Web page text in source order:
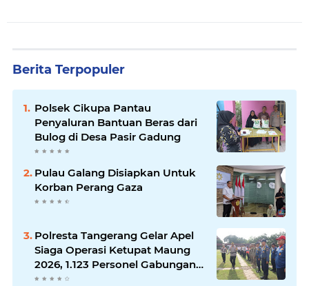
Berita Terpopuler
Polsek Cikupa Pantau
Penyaluran Bantuan Beras dari
Bulog di Desa Pasir Gadung
Pulau Galang Disiapkan Untuk
Korban Perang Gaza
Polresta Tangerang Gelar Apel
Siaga Operasi Ketupat Maung
2026, 1.123 Personel Gabungan
Diterjunkan